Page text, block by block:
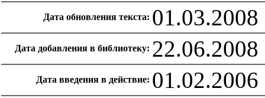
Дата обновления текста: 01.03.2008
Дата добавления в библиотеку: 22.06.2008
Дата введения в действие: 01.02.2006